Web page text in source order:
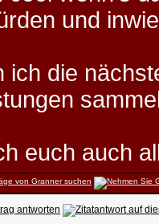
und
ich die
euch auch